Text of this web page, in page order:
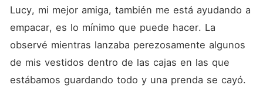
irrumpió y la canceló,
Después de la humillación,
Jonah juró hacer su vida
miserable. Intentó conseguir
un trabajo, pero era casi
influencia que Jonah tenía.
Lucy, mi mejor amiga, también me está ayudando a
empacar, es lo mínimo que puede hacer. La
observé mientras lanzaba perezosamente algunos
de mis vestidos dentro de las cajas en las que
estábamos guardando todo y una prenda se cayó.